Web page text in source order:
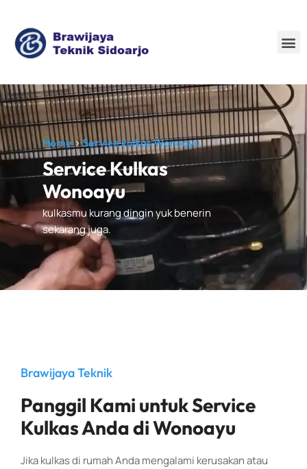
Home>Service kulkas Wonoayu
Service Kulkas
Wonoayu
kulkasmu kurang dingin yuk benerin
sekarang juga.
Brawijaya Teknik
Panggil Kami untuk Service
Kulkas Anda di Wonoayu
Jika kulkas di rumah Anda mengalami kerusakan atau